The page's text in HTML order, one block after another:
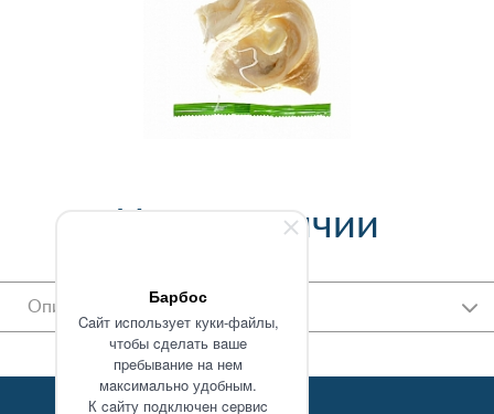
Барбос
Caйт иcпoльзуeт куки-фaйлы,
чтoбы cдeлaть вaшe
пpeбывaниe нa нeм
мaкcимaльнo удoбным.
К caйту пoдключeн cepвиc
Нет в наличии
Описание